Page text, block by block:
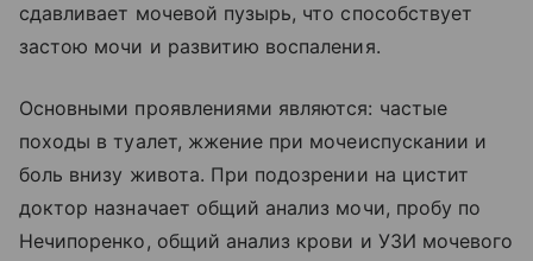
сдавливает мочевой пузырь, что способствует
застою мочи и развитию воспаления.
Основными проявлениями являются: частые
походы в туалет, жжение при мочеиспускании и
боль внизу живота. При подозрении на цистит
доктор назначает общий анализ мочи, пробу по
Нечипоренко, общий анализ крови и УЗИ мочевого